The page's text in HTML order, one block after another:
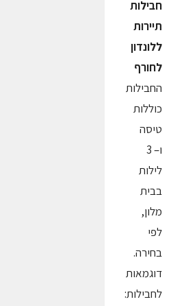
חבילות
תיירות
ללונדון
לחורף
החבילות
כוללות
טיסה
ו– 3
לילות
בבית
מלון,
לפי
בחירה.
דוגמאות
לחבילות: